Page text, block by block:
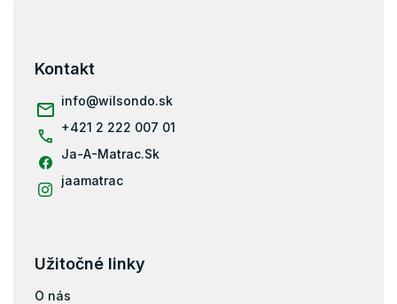
Kontakt
info@wilsondo.sk
+421 2 222 007 01
Ja-A-Matrac.Sk
jaamatrac
Užitočné linky
O nás